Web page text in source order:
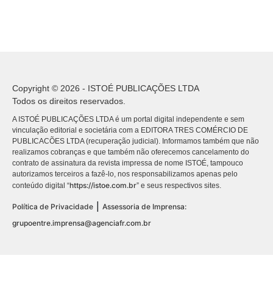
Copyright © 2026 - ISTOÉ PUBLICAÇÕES LTDA
Todos os direitos reservados.
A ISTOÉ PUBLICAÇÕES LTDA é um portal digital independente e sem
vinculação editorial e societária com a EDITORA TRES COMÉRCIO DE
PUBLICACÕES LTDA (recuperação judicial). Informamos também que não
realizamos cobranças e que também não oferecemos cancelamento do
contrato de assinatura da revista impressa de nome ISTOÉ, tampouco
autorizamos terceiros a fazê-lo, nos responsabilizamos apenas pelo
conteúdo digital “https://istoe.com.br” e seus respectivos sites.
Política de Privacidade
Assessoria de Imprensa:
grupoentre.imprensa@agenciafr.com.br